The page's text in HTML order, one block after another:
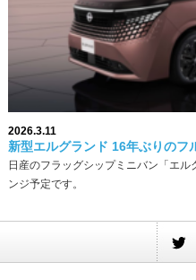
2026.3.11
新型エルグランド 16年ぶりのフ
日産のフラッグシップミニバン「エ
ンジ予定です。